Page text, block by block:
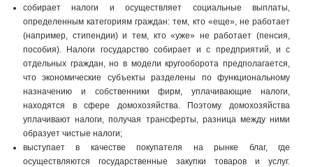
собирает налоги и осуществляет социальные выплаты‚
определенным категориям граждан: тем, кто «еще», не работает
(например, стипендии) и тем, кто «уже» не работает (пенсия,
пособия). Налоги государство собирает и с предприятий, и с
отдельных граждан, но в модели кругооборота предполагается,
что экономические субъекты разделены по функциональному
назначению и собственники фирм, уплачивающие налоги,
находятся в сфере домохозяйства. Поэтому домохозяйства
уплачивают налоги, получая трансферты, разница между ними
образует чистые налоги;
выступает в качестве покупателя на рынке благ, где
осуществляются государственные закупки товаров и услуг.